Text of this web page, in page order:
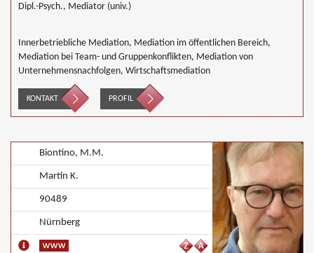
Dipl.-Psych., Mediator (univ.)
Innerbetriebliche Mediation, Mediation im öffentlichen Bereich,
Mediation bei Team- und Gruppenkonflikten, Mediation von
Unternehmensnachfolgen, Wirtschaftsmediation
KONTAKT PROFIL
Biontino, M.M.
Martin K.
90489
Nürnberg